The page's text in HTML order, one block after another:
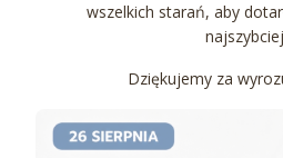
wszelkich starań, aby
Dziękujemy za